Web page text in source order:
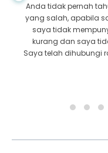
Anda tidak pernah
yang salah, apabila
saya tidak
kurang dan saya
Saya telah dihubungi